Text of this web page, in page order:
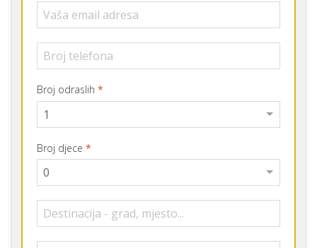
Broj odraslih *
Broj djece *